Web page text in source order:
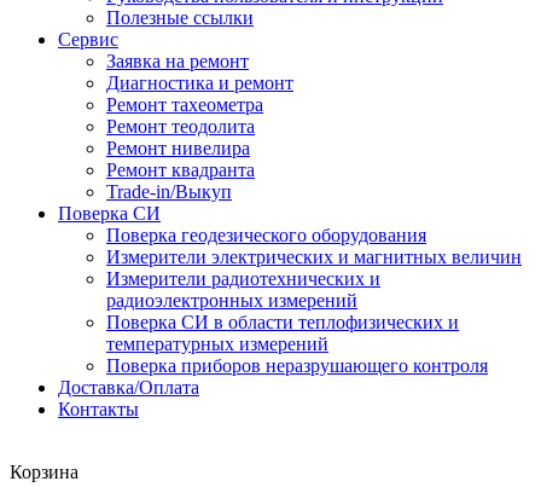
Полезные ссылки
Сервис
Заявка на ремонт
Диагностика и ремонт
Ремонт тахеометра
Ремонт теодолита
Ремонт нивелира
Ремонт квадранта
Trade-in/Выкуп
Поверка СИ
Поверка геодезического оборудования
Измерители электрических и магнитных величин
Измерители радиотехнических и
радиоэлектронных измерений
Поверка СИ в области теплофизических и
температурных измерений
Поверка приборов неразрушающего контроля
Доставка/Оплата
Контакты
Корзина